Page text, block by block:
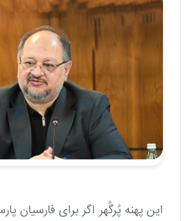
این پهنه پُرگُهر اگر برای فارسیان